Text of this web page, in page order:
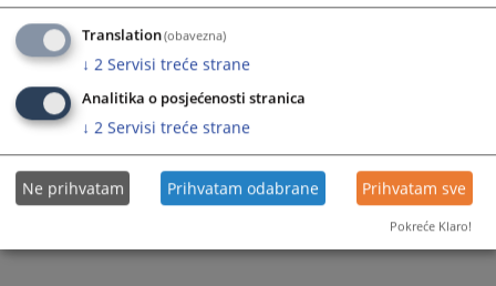
03.04.2025.
informacijama u 2024. godini
Translation(obavezna)
↓ 2 Servisi treće strane
Analitika o posjećenosti stranica
↓ 2 Servisi treće strane
Ne prihvatam Prihvatam odabrane Prihvatam sve
Pokreće Klaro!